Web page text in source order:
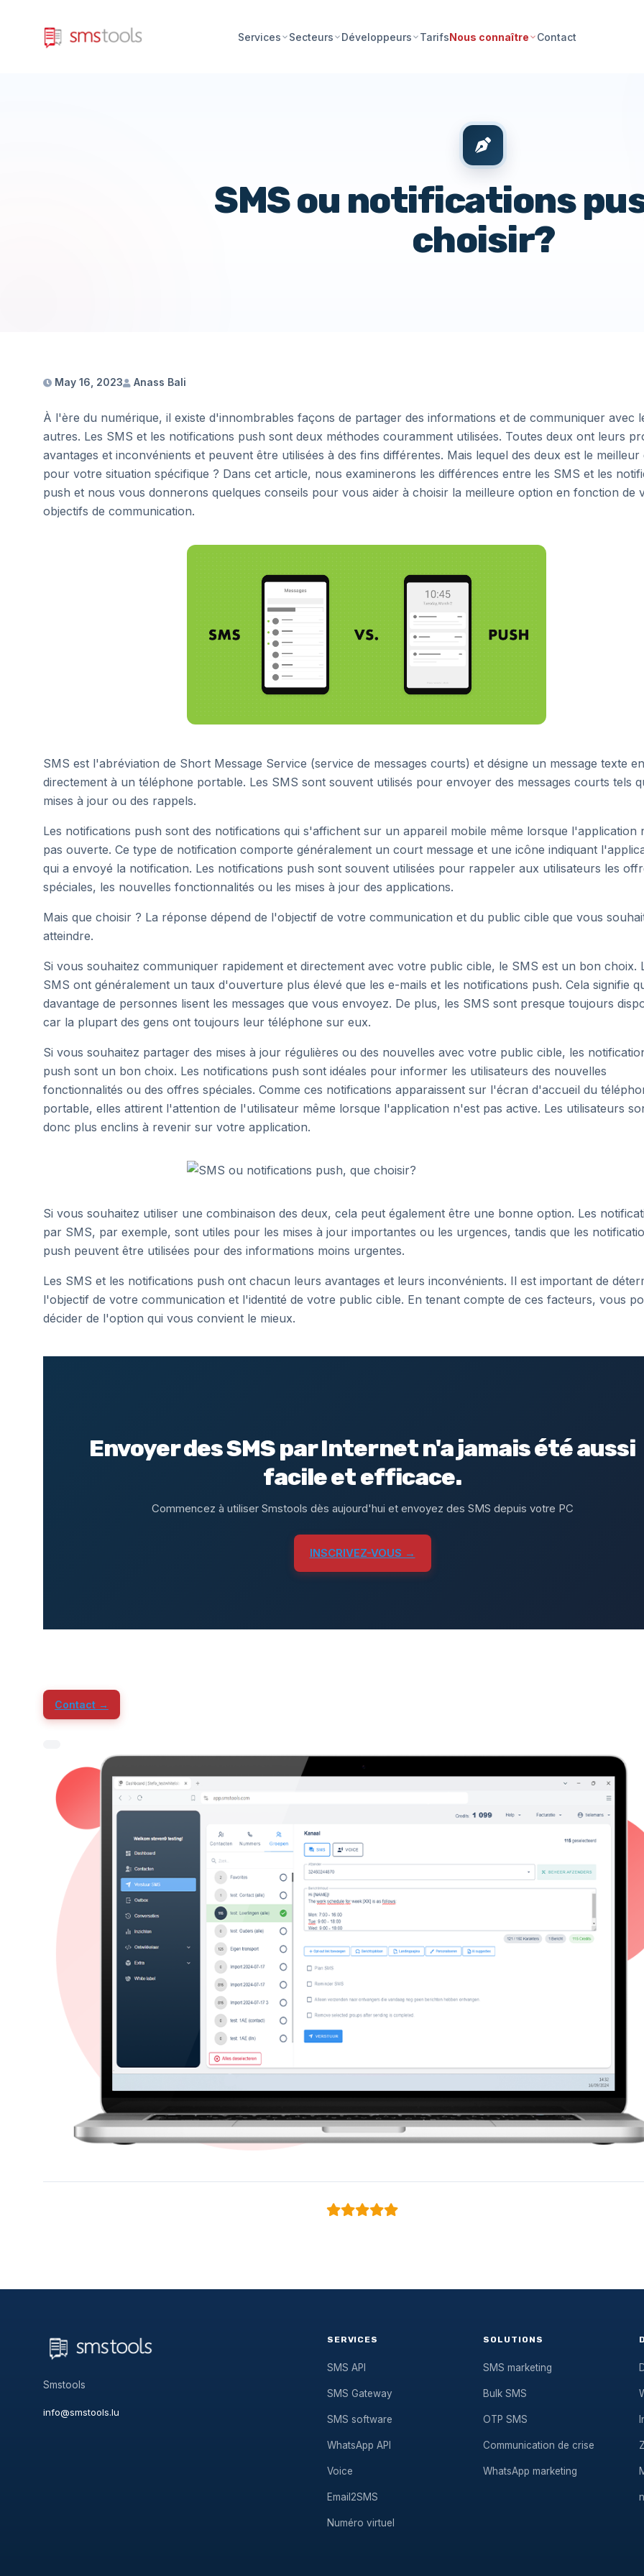
Services Secteurs Développeurs TarifsNous connaître Contact
SMS ou notifications
choisir?
May 16, 2023 Anass Bali
À l'ère du numérique, il existe d'innombrables façons de partager des informations et de communiquer avec
autres. Les SMS et les notifications push sont deux méthodes couramment utilisées. Toutes deux ont leurs
avantages et inconvénients et peuvent être utilisées à des fins différentes. Mais lequel des deux est le meilleur
pour votre situation spécifique ? Dans cet article, nous examinerons les différences entre les SMS et les
push et nous vous donnerons quelques conseils pour vous aider à choisir la meilleure option en fonction de
objectifs de communication.
SMS est l'abréviation de Short Message Service (service de messages courts) et désigne un message texte
directement à un téléphone portable. Les SMS sont souvent utilisés pour envoyer des messages courts tels
mises à jour ou des rappels.
Les notifications push sont des notifications qui s'affichent sur un appareil mobile même lorsque l'application
pas ouverte. Ce type de notification comporte généralement un court message et une icône indiquant
qui a envoyé la notification. Les notifications push sont souvent utilisées pour rappeler aux utilisateurs les
spéciales, les nouvelles fonctionnalités ou les mises à jour des applications.
Mais que choisir ? La réponse dépend de l'objectif de votre communication et du public cible que vous
atteindre.
Si vous souhaitez communiquer rapidement et directement avec votre public cible, le SMS est un bon choix.
SMS ont généralement un taux d'ouverture plus élevé que les e-mails et les notifications push. Cela signifie
davantage de personnes lisent les messages que vous envoyez. De plus, les SMS sont presque toujours
car la plupart des gens ont toujours leur téléphone sur eux.
Si vous souhaitez partager des mises à jour régulières ou des nouvelles avec votre public cible, les
push sont un bon choix. Les notifications push sont idéales pour informer les utilisateurs des nouvelles
fonctionnalités ou des offres spéciales. Comme ces notifications apparaissent sur l'écran d'accueil du
portable, elles attirent l'attention de l'utilisateur même lorsque l'application n'est pas active. Les utilisateurs
donc plus enclins à revenir sur votre application.
Si vous souhaitez utiliser une combinaison des deux, cela peut également être une bonne option. Les
par SMS, par exemple, sont utiles pour les mises à jour importantes ou les urgences, tandis que les
push peuvent être utilisées pour des informations moins urgentes.
Les SMS et les notifications push ont chacun leurs avantages et leurs inconvénients. Il est important de
l'objectif de votre communication et l'identité de votre public cible. En tenant compte de ces facteurs, vous
décider de l'option qui vous convient le mieux.
Envoyer des SMS par Internet n'a jamais été aussi
facile et efficace.
Commencez à utiliser Smstools dès aujourd'hui et envoyez des SMS depuis votre PC
INSCRIVEZ-VOUS →
Contact →
Smstools
info@smstools.lu
SERVICES
SMS API
SMS Gateway
SMS software
WhatsApp API
Voice
Email2SMS
Numéro virtuel
SOLUTIONS
SMS marketing
Bulk SMS
OTP SMS
Communication de crise
WhatsApp marketing